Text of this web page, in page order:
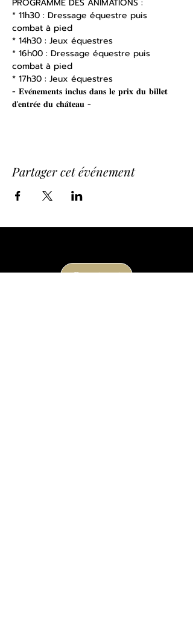
PROGRAMME DES ANIMATIONS :
* 11h30 : Dressage équestre puis
combat à pied
* 14h30 : Jeux équestres
* 16h00 : Dressage équestre puis
combat à pied
* 17h30 : Jeux équestres
- 𝐄𝐯𝐞́𝐧𝐞𝐦𝐞𝐧𝐭𝐬 𝐢𝐧𝐜𝐥𝐮𝐬 𝐝𝐚𝐧𝐬 𝐥𝐞 𝐩𝐫𝐢𝐱 𝐝𝐮 𝐛𝐢𝐥𝐥𝐞𝐭
𝐝'𝐞𝐧𝐭𝐫𝐞́𝐞 𝐝𝐮 𝐜𝐡𝐚̂𝐭𝐞𝐚𝐮 -
Partager cet événement
Contact